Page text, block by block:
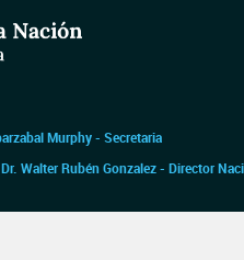
Murphy - Secretaria
Dr. Walter Rubén Gonzalez - Director